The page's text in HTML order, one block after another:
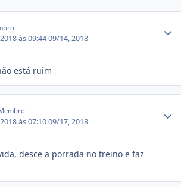
às 09:4409/14, 2018
está ruim
às 07:1009/17, 2018
desce a porrada no treino e faz